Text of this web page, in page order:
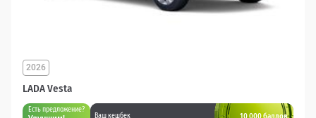
LADA Vesta
2026
Есть предложение?
Ваш кешбек 10 000 баллов